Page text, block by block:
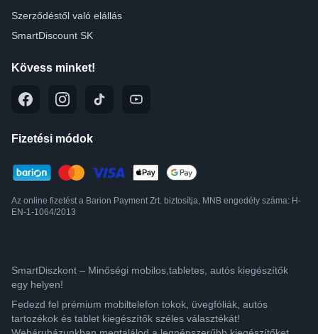
Szerződéstől való elállás
SmartDiscount SK
Kövess minket!
Fizetési módok
Az online fizetést a Barion Payment Zrt. biztosítja, MNB engedély száma: H-
EN-1-1064/2013
SmartDiszkont – Minőségi mobilos,tabletes, autós kiegészítők
egy helyen!
Fedezd fel prémium mobiltelefon tokok, üvegfóliák, autós
tartozékok és tablet kiegészítők széles választékát!